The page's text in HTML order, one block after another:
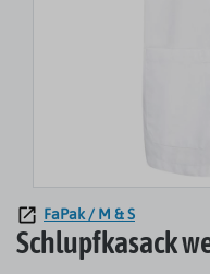
FaPak / M & S
Schlupfkasack